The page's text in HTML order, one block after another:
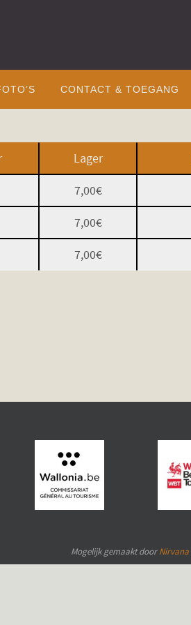
CONTACT & TOEGANG
Lager
7,00€
7,00€
7,00€
Mogelijk gemaakt doorNirvana